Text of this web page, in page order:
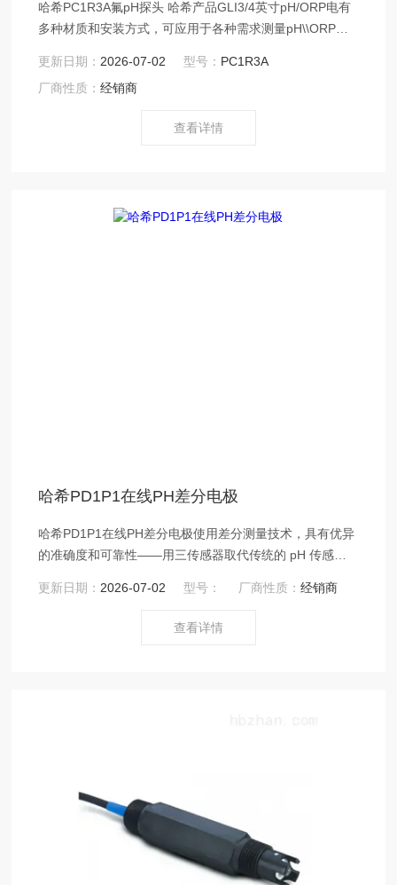
哈希PC1R3A氟pH探头 哈希产品GLI3/4英寸pH/ORP电有
多种材质和安装方式，可应用于各种需求测量pH\\ORP的
感器的恶劣环境中。 GLI 3/4英寸复合pH/ORP电
极//PC1R1A/RC1R5N/PC1R3A//PC2K1A/RC2k5N/PC3K2A
更新日期： 2026-07-02 型号： PC1R3A
厂商性质：经销商
查看详情
哈希PD1P1在线PH差分电极
哈希PD1P1在线PH差分电极使用差分测量技术，具有优异
的准确度和可靠性——用三传感器取代传统的 pH 传感器
更新日期： 2026-07-02 型号： 厂商性质：经销商
查看详情